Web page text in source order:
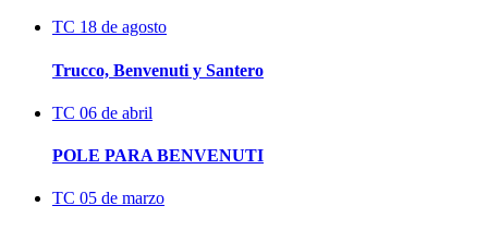
TC 18 de agosto
Trucco, Benvenuti y Santero
TC 06 de abril
POLE PARA BENVENUTI
TC 05 de marzo